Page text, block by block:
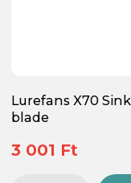
Lurefans X70
blade
3 001 Ft